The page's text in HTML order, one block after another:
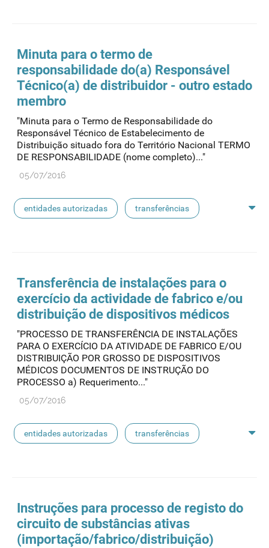
Minuta para o termo de
responsabilidade do(a) Responsável
Técnico(a) de distribuidor - outro estado
membro
"Minuta para o Termo de Responsabilidade do
Responsável Técnico de Estabelecimento de
Distribuição situado fora do Território Nacional TERMO
DE RESPONSABILIDADE (nome completo)..."
05/07/2016
entidades autorizadas transferências
Transferência de instalações para o
exercício da actividade de fabrico e/ou
distribuição de dispositivos médicos
"PROCESSO DE TRANSFERÊNCIA DE INSTALAÇÕES
PARA O EXERCÍCIO DA ATIVIDADE DE FABRICO E/OU
DISTRIBUIÇÃO POR GROSSO DE DISPOSITIVOS
MÉDICOS DOCUMENTOS DE INSTRUÇÃO DO
PROCESSO a) Requerimento..."
05/07/2016
entidades autorizadas transferências
Instruções para processo de registo do
circuito de substâncias ativas
(importação/fabrico/distribuição)